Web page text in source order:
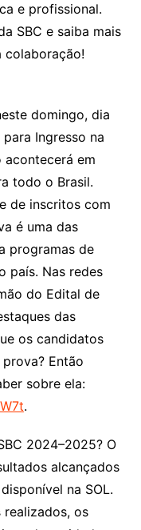
e profissional.
SBC e saiba mais
colaboração!
domingo, dia
Ingresso na
acontecerá em
todo o Brasil.
de inscritos com
é uma das
programas de
país. Nas redes
do Edital de
das
os candidatos
Então
sobre ela:
.
2024–2025? O
alcançados
na SOL.
realizados, os